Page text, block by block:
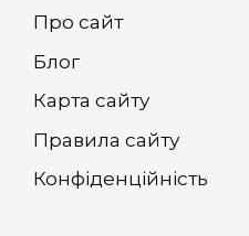
Про сайт
Блог
Карта сайту
Правила сайту
Конфіденційність